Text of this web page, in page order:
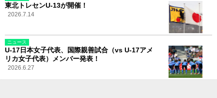
東北トレセンU-13が開催！
2026.7.14
ニュース
U-17日本女子代表、国際親善試合（vs U-17アメ
リカ女子代表）メンバー発表！
2026.6.27